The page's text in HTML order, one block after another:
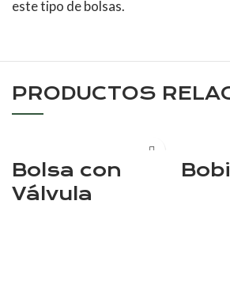
este tipo de bolsas.
PRODUCTOS
Bolsa con
Válvula